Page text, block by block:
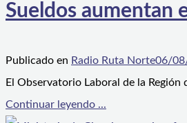
Sueldos aumentan
Publicado en Radio Ruta Norte06/
El Observatorio Laboral de la
Continuar leyendo ...